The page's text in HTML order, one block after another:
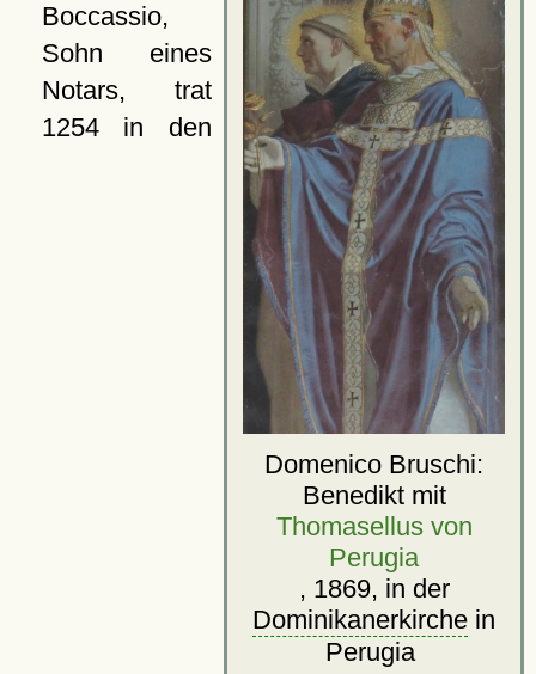
Domenico Bruschi:
Benedikt mit
Thomasellus von
Perugia
, 1869, in der
Dominikanerkirche in
Perugia
Boccassio,
Sohn eines
Notars, trat
1254 in den